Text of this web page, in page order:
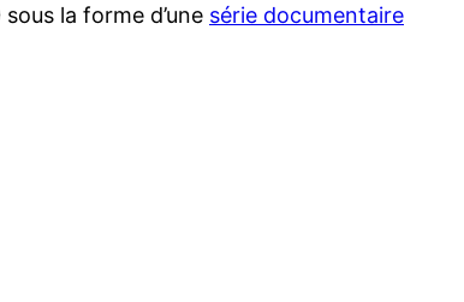
la forme d’une série documentaire